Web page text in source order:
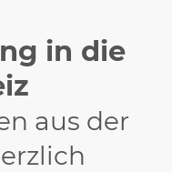
in die
aus der